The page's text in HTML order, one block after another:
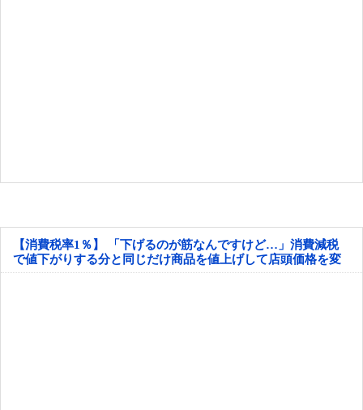
【消費税率1％】 「下げるのが筋なんですけど…」消費減税
で値下がりする分と同じだけ商品を値上げして店頭価格を変
えない店も